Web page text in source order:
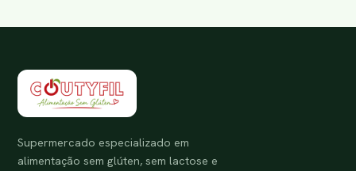
Supermercado especializado em
alimentação sem glúten, sem lactose e